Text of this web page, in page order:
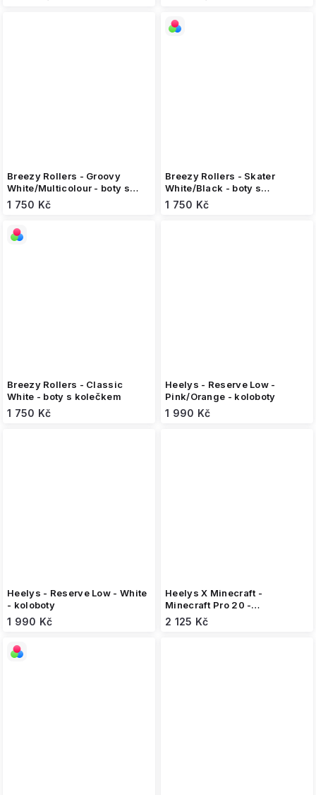
Breezy Rollers - Groovy
White/Multicolour - boty s
kolečkem
1 750 Kč
Breezy Rollers - Skater
White/Black - boty s
kolečkem
1 750 Kč
Breezy Rollers - Classic
White - boty s kolečkem
1 750 Kč
Heelys - Reserve Low -
Pink/Orange - koloboty
1 990 Kč
Heelys - Reserve Low - White
- koloboty
1 990 Kč
Heelys X Minecraft -
Minecraft Pro 20 -
Black/Blue/Green - koloboty
2 125 Kč